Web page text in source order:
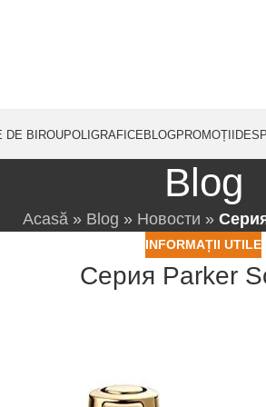
DE BIROUPOLIGRAFICEBLOGPROMOȚII
Blog
Acasă» Blog » Новости »
INFORMAȚII UTILE
Серия Parker